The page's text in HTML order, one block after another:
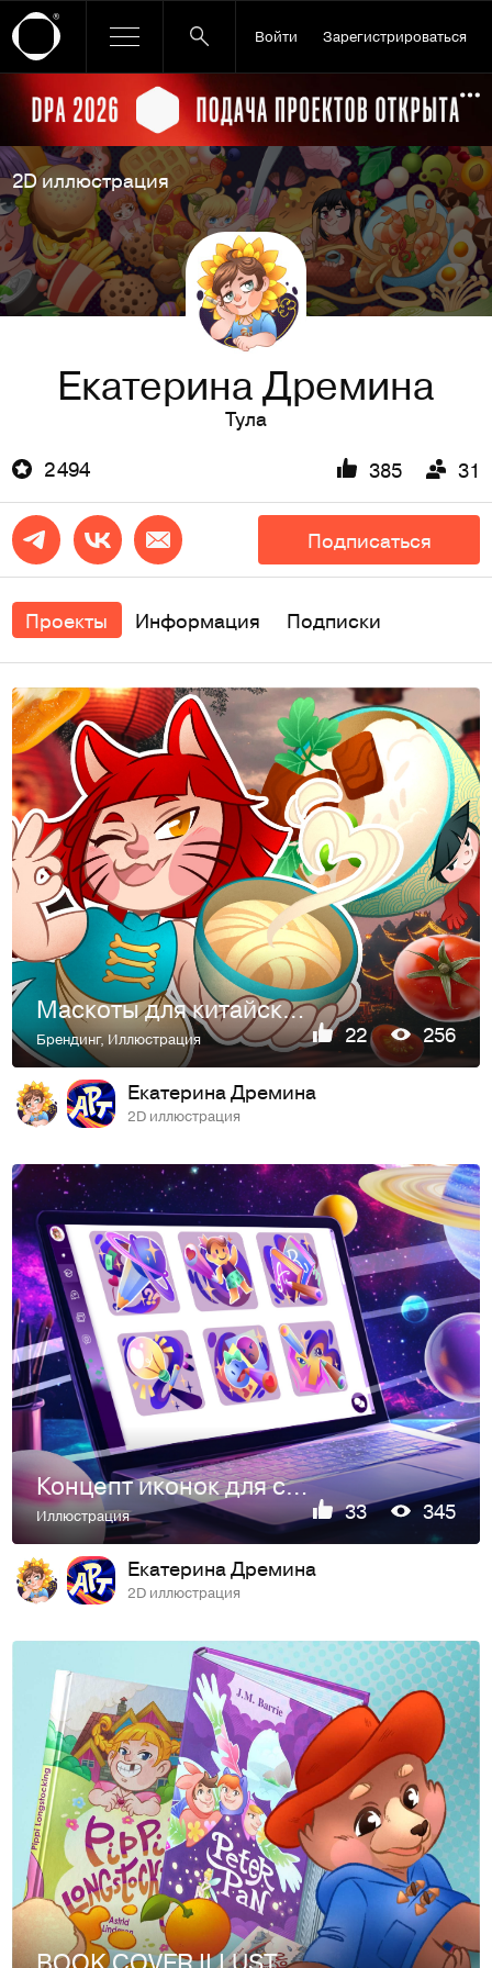
Войти Зарегистрироваться
Ссылка баннера
2D иллюстрация
Екатерина Дремина
Тула
2 494
385 31
Подписаться
Проекты Информация Подписки
Маскоты для китайского ресторана
Брендинг,Иллюстрация 22 256
Екатерина Дремина
2D иллюстрация
Концепт иконок для сайта Арт школы
Иллюстрация 33 345
Екатерина Дремина
2D иллюстрация